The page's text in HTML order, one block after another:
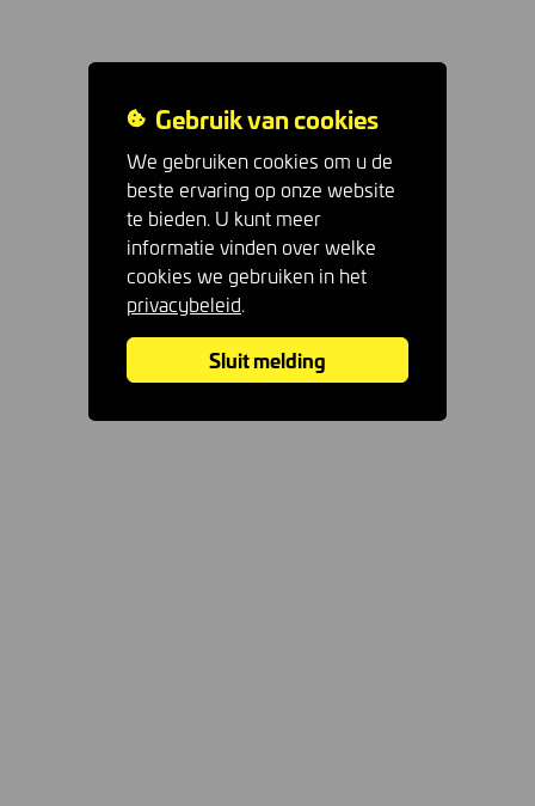
Gebruik van cookies
We gebruiken cookies om u de
beste ervaring op onze website
te bieden. U kunt meer
informatie vinden over welke
cookies we gebruiken in het
privacybeleid.
Sluit melding